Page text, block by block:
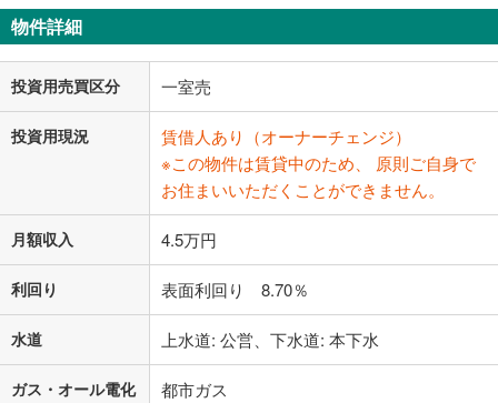
物件詳細
投資用売買区分 一室売
投資用現況
賃借人あり（オーナーチェンジ）
※この物件は賃貸中のため、 原則ご自身で
お住まいいただくことができません。
月額収入 4.5万円
利回り 表面利回り 8.70％
水道 上水道: 公営、下水道: 本下水
ガス・オール電化 都市ガス